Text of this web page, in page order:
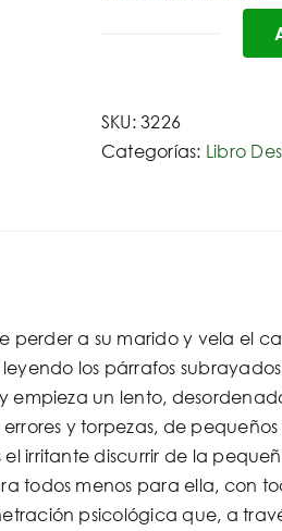
MARIO
cantidad
SKU:3226
Categorías: Libro
perder a su marido y vela el
los párrafos
empieza un lento,
y torpezas, de
el irritante discurrir de la
todos menos para ella, con
psicológica que, a